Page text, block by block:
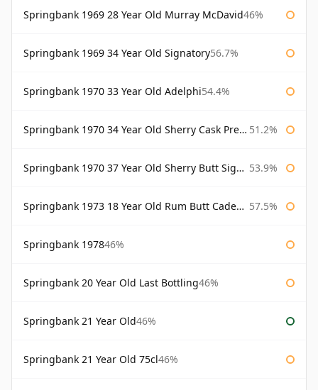
Springbank 1969 28 Year Old Murray McDavid46%
Springbank 1969 34 Year Old Signatory56.7%
Springbank 1970 33 Year Old Adelphi54.4%
Springbank 1970 34 Year Old Sherry Cask Prestonfield 51.2%
Springbank 1970 37 Year Old Sherry Butt Signatory Cask Strength Collection 53.9%
Springbank 1973 18 Year Old Rum Butt Cadenhead's 57.5%
Springbank 197846%
Springbank 20 Year Old Last Bottling46%
Springbank 21 Year Old46%
Springbank 21 Year Old 75cl46%